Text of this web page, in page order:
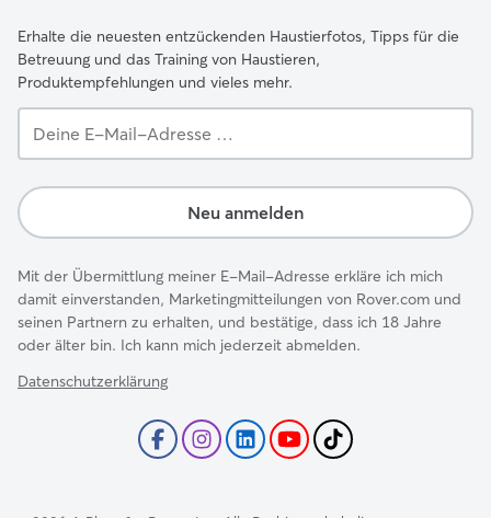
Erhalte die neuesten entzückenden Haustierfotos, Tipps für die
Betreuung und das Training von Haustieren,
Produktempfehlungen und vieles mehr.
E-
Adresse …
Neu anmelden
Mit der Übermittlung meiner E-Mail-Adresse erkläre ich mich
damit einverstanden, Marketingmitteilungen von Rover.com und
seinen Partnern zu erhalten, und bestätige, dass ich 18 Jahre
oder älter bin. Ich kann mich jederzeit abmelden.
Datenschutzerklärung